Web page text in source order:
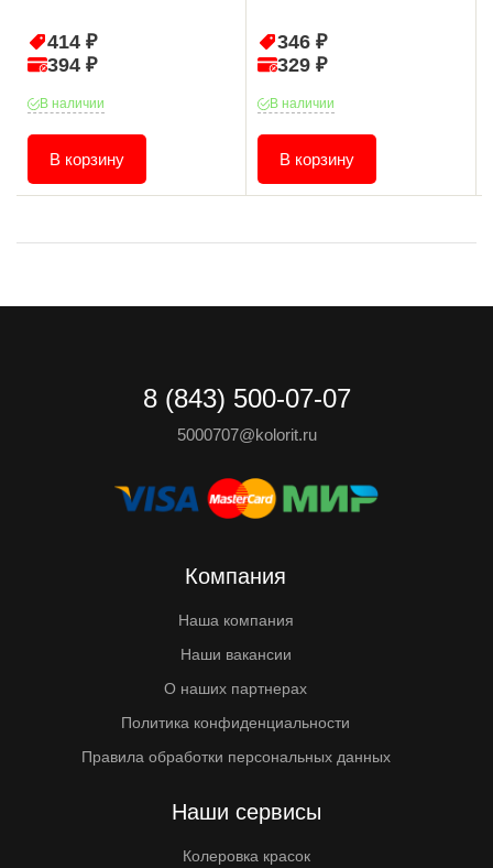
414 ₽
394 ₽
В наличии
В корзину
346 ₽
329 ₽
В наличии
В корзину
8 (843) 500-07-07
5000707@kolorit.ru
Компания
Наша компания
Наши вакансии
О наших партнерах
Политика конфиденциальности
Правила обработки персональных данных
Наши сервисы
Колеровка красок